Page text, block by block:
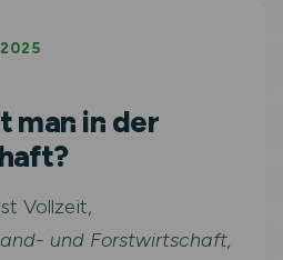
man in der
Vollzeit,
und Forstwirtschaft,